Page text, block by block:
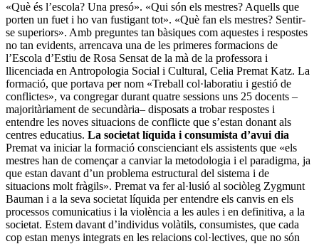
«Què és l’escola? Una presó». «Qui són els mestres? Aquells que
porten un fuet i ho van fustigant tot». «Què fan els mestres? Sentir-
se superiors». Amb preguntes tan bàsiques com aquestes i respostes
no tan evidents, arrencava una de les primeres formacions de
l’Escola d’Estiu de Rosa Sensat de la mà de la professora i
llicenciada en Antropologia Social i Cultural, Celia Premat Katz. La
formació, que portava per nom «Treball col·laboratiu i gestió de
conflictes», va congregar durant quatre sessions uns 25 docents –
majoritàriament de secundària– disposats a trobar respostes i
entendre les noves situacions de conflicte que s’estan donant als
centres educatius. La societat líquida i consumista d’avui dia
Premat va iniciar la formació conscienciant els assistents que «els
mestres han de començar a canviar la metodologia i el paradigma, ja
que estan davant d’un problema estructural del sistema i de
situacions molt fràgils». Premat va fer al·lusió al sociòleg Zygmunt
Bauman i a la seva societat líquida per entendre els canvis en els
processos comunicatius i la violència a les aules i en definitiva, a la
societat. Estem davant d’individus volàtils, consumistes, que cada
cop estan menys integrats en les relacions col·lectives, que no són